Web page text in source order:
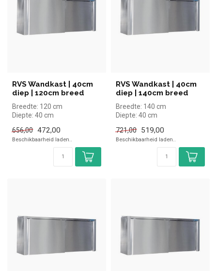
RVS Wandkast | 40cm
diep | 120cm breed
Breedte: 120 cm
Diepte: 40 cm
656,00 472,00
Beschikbaarheid laden..
RVS Wandkast | 40cm
diep | 140cm breed
Breedte: 140 cm
Diepte: 40 cm
721,00
519,00
Beschikbaarheid laden..